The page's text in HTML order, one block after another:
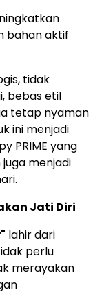
bahan aktif
tidak
bebas etil
tetap nyaman
ini menjadi
PRIME yang
menjadi
Jati Diri
" lahir dari
perlu
merayakan